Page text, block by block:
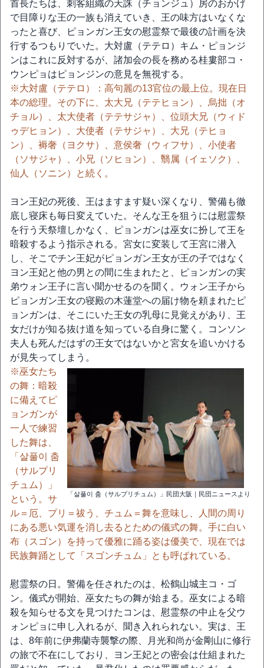
首長たちは、刺客組織の天誅（チョンジュ）房のおかげ
で目障りな王の一族も消えていき、王の味方はいなくな
ったと喜び、ピョンガン王女の慰霊祭で最後の計画を決
行するつもりでいた。大対盧（テテロ）キム・ピョンジ
ンはこれに反対するが、諸加会の長を務める桂婁部コ・
ウンピョはピョンジンの意見を無視する。
※大対盧（テテロ）：高句麗の13官位の最上位。現在日
本の総理。その下に、太大兄（テテヒョン）、烏拙（オ
チョル）、太大使者（テテサジャ）、位頭大兄（ウィド
ゥデヒョン）、大使者（テサジャ）、大兄（テヒョ
ン）、褥奢（ヨクサ）、意侯奢（ウィフサ）、小使者
（ソサジャ）、小兄（ソヒョン）、翳属（イェソク）、
仙人（ソニン）と続く。
ヨン王妃の死後、王はますます疑い深くなり、警備も徹
底し寝床も毎日変えていた。そんな王を狙うには慰霊祭
を行う天祭壇しかなく、ピョンガンは巫女に扮して王を
暗殺するよう指示される。宮女に変装して王宮に潜入
し、そこでチン王妃がピョンガン王女が王の子ではなく
ヨン王妃と他の男との間に生まれたと、ピョンガンの実
弟ウォン王子に言い聞かせるのを聞く。ウォン王子から
ピョンガン王女の寝殿の木蓮堂への届け物を頼まれたピ
ョンガンは、そこにいた王女の乳母に見覚えがあり、王
女だけが知る抜け道を知っている自身に驚く。コンソン
夫人も死んだはずの王女ではないかと宮女を追いかける
が見失ってしまう。
「살풀이 춤（サルプリチュム）」民団大阪｜民団ニュースより
※巫女たち
の舞：暗殺
に備えてピ
ョンガンが
一人で練習
した舞は、
「살풀이 춤
（サルプリ
チュム）」
という。サ
ル＝厄、プリ＝祓う、チュム＝舞を意味し、人間の周り
にある悪い気運を消し去るとための儀式の舞。手に白い
布（スゴン）を持って優雅に踊る姿は優美で、現在では
民族舞踊として「スゴンチュム」とも呼ばれている。
慰霊祭の日。警備を任されたのは、松鶴山城主コ・ゴ
ン。儀式が開始、巫女たちの舞が始まる。巫女による暗
殺を知らせる文を見つけたコンは、慰霊祭の中止を父ウ
ォンピョに申し入れるが、聞き入れられない。実は、王
は、8年前に伊弗蘭寺襲撃の際、月光和尚が金剛山に修行
の旅で不在にしており、ヨン王妃との密会は仕組まれた